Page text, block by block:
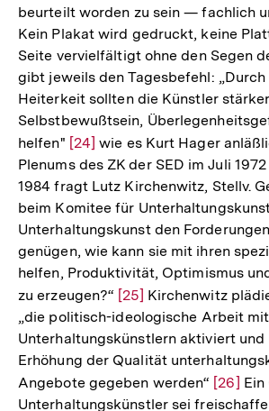
beurteilt worden zu sein — fachlich
Kein Plakat wird gedruckt, keine
Seite vervielfältigt ohne den Segen
gibt jeweils den Tagesbefehl: „Durch
Heiterkeit sollten die Künstler
Selbstbewußtsein,
helfen" Zur
Auflösung
der
Fußnote
[24] wie es Kurt Hager
Plenums des ZK der SED im Juli
1984 fragt Lutz Kirchenwitz, Stellv.
beim Komitee für
Unterhaltungskunst den
genügen, wie kann sie mit ihren
helfen, Produktivität, Optimismus
zu erzeugen?“ Zur
Auflösung
der
Fußnote
[25] Kirchenwitz
„die politisch-ideologische Arbeit
Unterhaltungskünstlern aktiviert
Erhöhung der Qualität
Angebote gegeben werden“ Zur
[26]
Unterhaltungskünstler sei